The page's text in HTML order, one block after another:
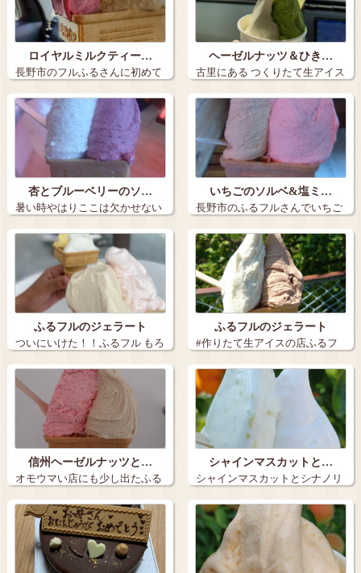
ロイヤルミルクティー…
長野市のフルふるさんに初めて
行きました。…
ヘーゼルナッツ＆ひき…
古里にある つくりたて生アイス
の店 ふる…
杏とブルーベリーのソ…
暑い時やはりここは欠かせない
長野市のふる…
いちごのソルベ&塩ミ…
長野市のふるフルさんでいちご
のソルベと塩…
ふるフルのジェラート
ついにいけた！！ふるフル もろ
こし、搾…
ふるフルのジェラート
#作りたて生アイスの店ふるフ
ル 長 野…
信州ヘーゼルナッツと…
オモウマい店にも少し出たふる
フルさんで信…
シャインマスカットと…
シャインマスカットとシナノリ
ップのソルベ…